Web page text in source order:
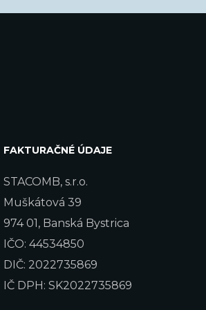
FAKTURAČNÉ ÚDAJE
STACOMB, s.r.o.
Muškátová 39
974 01, Banská Bystrica
IČO: 44534850
DIČ: 2022735869
IČ DPH: SK2022735869